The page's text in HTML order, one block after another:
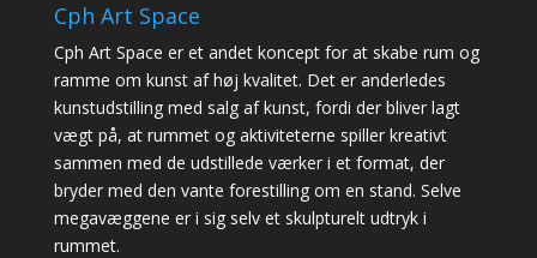
Cph Art Space
Cph Art Space er et andet koncept for at skabe rum og
ramme om kunst af høj kvalitet. Det er anderledes
kunstudstilling med salg af kunst, fordi der bliver lagt
vægt på, at rummet og aktiviteterne spiller kreativt
sammen med de udstillede værker i et format, der
bryder med den vante forestilling om en stand. Selve
megavæggene er i sig selv et skulpturelt udtryk i
rummet.